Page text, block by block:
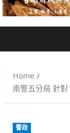
Home
南警五分局 針
警政